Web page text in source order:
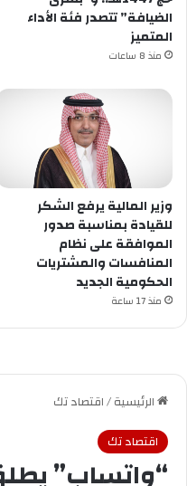
الضيافة” تتصدر فئة الأداء
المتميز
منذ 8 ساعات
وزير المالية يرفع الشكر
للقيادة بمناسبة صدور
الموافقة على نظام
المنافسات والمشتريات
الحكومية الجديد
منذ 17 ساعة